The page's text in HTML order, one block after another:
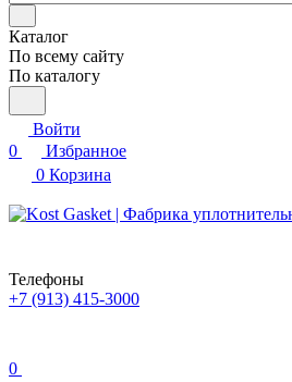
Каталог
По всему сайту
По каталогу
Войти
0
Избранное
0 Корзина
Телефоны
+7 (913) 415-3000
0